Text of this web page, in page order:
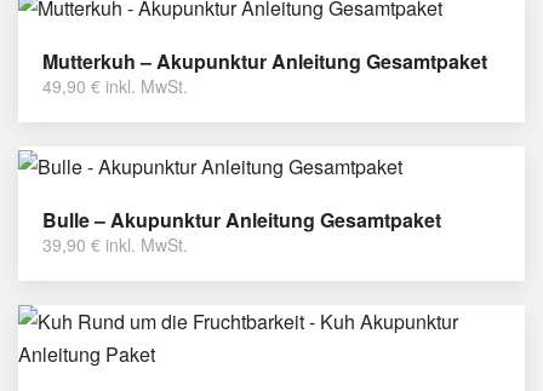
Mutterkuh – Akupunktur Anleitung Gesamtpaket
49,90 € inkl. MwSt.
Bulle – Akupunktur Anleitung Gesamtpaket
39,90 € inkl. MwSt.